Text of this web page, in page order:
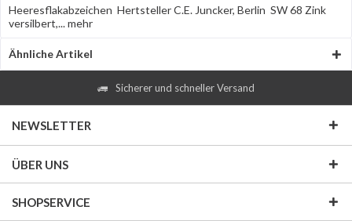
Heeresflakabzeichen Hertsteller C.E. Juncker, Berlin SW 68 Zink
versilbert,...mehr
Ähnliche Artikel
Sicherer und schneller Versand
NEWSLETTER
ÜBER UNS
SHOPSERVICE